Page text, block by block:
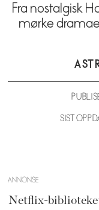
Fra nostalgisk
mørke
SIST
ANNONSE
Netflix-biblioteket